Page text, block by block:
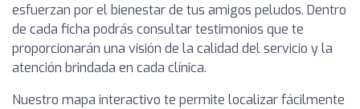
esfuerzan por el bienestar de tus amigos peludos. Dentro
de cada ficha podrás consultar testimonios que te
proporcionarán una visión de la calidad del servicio y la
atención brindada en cada clínica.
Nuestro mapa interactivo te permite localizar fácilmente